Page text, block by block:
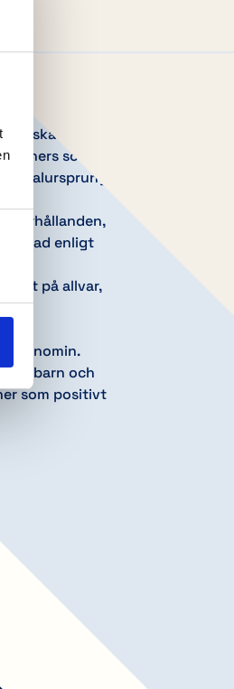
etiska och
som
enligt
på allvar,
ekonomin.
för barn och
som positivt